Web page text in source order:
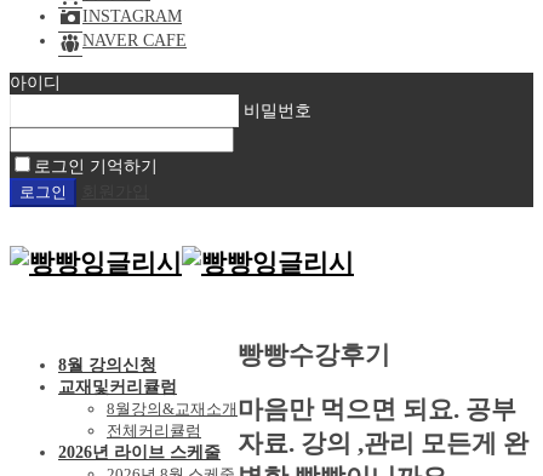
INSTAGRAM
NAVER CAFE
아이디
비밀번호
로그인 기억하기
8월 강의신청
교재및커리큘럼
8월강의&교재소개
전체커리큘럼
2026년 라이브 스케줄
빵빵수강후기
마음만 먹으면 되요. 공부
자료. 강의 ,관리 모든게 완